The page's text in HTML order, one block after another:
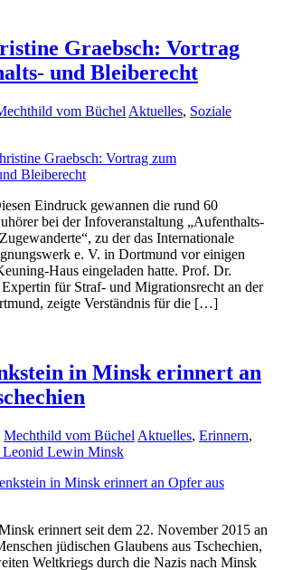
Graebsch: Vortrag
und Bleiberecht
vom Büchel Aktuelles, Soziale
Eindruck gewannen die rund 60
bei der Infoveranstaltung „Aufenthalts-
zu der das Internationale
e. V. in Dortmund vor einigen
Haus eingeladen hatte. Prof. Dr.
für Straf- und Migrationsrecht an der
zeigte Verständnis für die […]
in Minsk erinnert an
Mechthild vom Büchel Aktuelles, Erinnern,
Leonid Lewin Minsk
erinnert seit dem 22. November 2015 an
jüdischen Glaubens aus Tschechien,
Weltkriegs durch die Nazis nach Minsk